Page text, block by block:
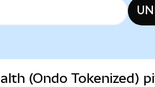
(Ondo Tokenized)